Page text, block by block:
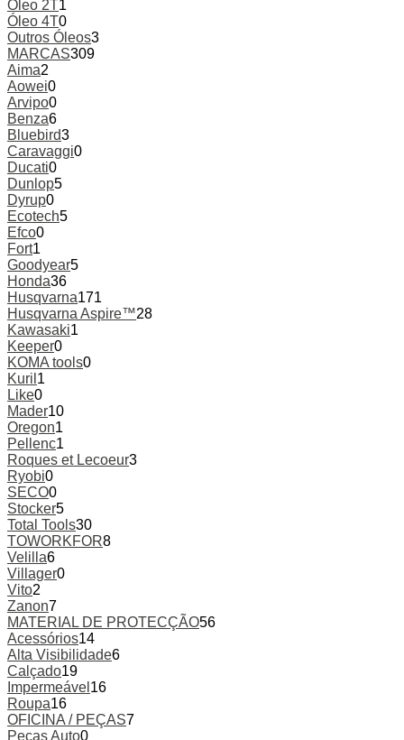
Óleo 2T1
Óleo 4T0
Outros Óleos3
MARCAS309
Aima2
Aowei0
Arvipo0
Benza6
Bluebird3
Caravaggi0
Ducati0
Dunlop5
Dyrup0
Ecotech5
Efco0
Fort1
Goodyear5
Honda36
Husqvarna171
Husqvarna Aspire™28
Kawasaki1
Keeper0
KOMA tools0
Kuril 1
Like0
Mader10
Oregon1
Pellenc1
Roques et Lecoeur3
Ryobi0
SECO0
Stocker5
Total Tools30
TOWORKFOR8
Velilla6
Villager0
Vito2
Zanon7
MATERIAL DE PROTECÇÃO56
Acessórios14
Alta Visibilidade6
Calçado19
Impermeável 16
Roupa16
OFICINA / PEÇAS7
Peças Auto0